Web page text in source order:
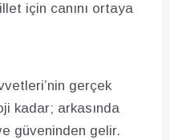
için canını ortaya
gerçek
kadar; arkasında
güveninden gelir.